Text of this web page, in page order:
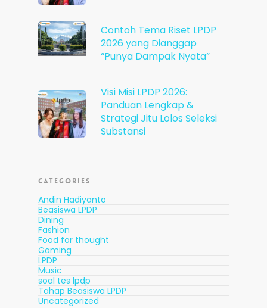
Contoh Tema Riset LPDP
2026 yang Dianggap
“Punya Dampak Nyata”
Visi Misi LPDP 2026:
Panduan Lengkap &
Strategi Jitu Lolos Seleksi
Substansi
CATEGORIES
Andin Hadiyanto
Beasiswa LPDP
Dining
Fashion
Food for thought
Gaming
LPDP
Music
soal tes lpdp
Tahap Beasiswa LPDP
Uncategorized